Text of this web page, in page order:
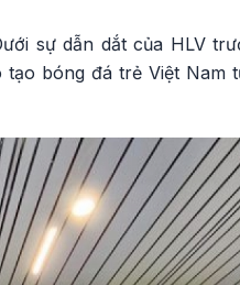
sự dẫn dắt của HLV
bóng đá trẻ Việt Nam